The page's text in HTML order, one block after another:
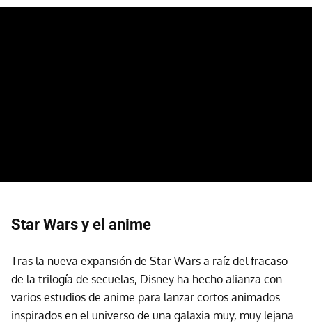
Star Wars y el anime
Tras la nueva expansión de Star Wars a raíz del fracaso
de la trilogía de secuelas, Disney ha hecho alianza con
varios estudios de anime para lanzar cortos animados
inspirados en el universo de una galaxia muy, muy lejana.